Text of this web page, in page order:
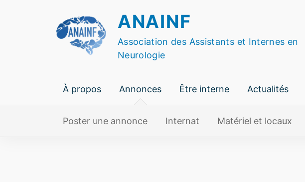
ANAINF
Association des Assistants et Internes en
Neurologie
À propos Annonces Être interne Actualités
Poster une annonce Internat Matériel et locaux